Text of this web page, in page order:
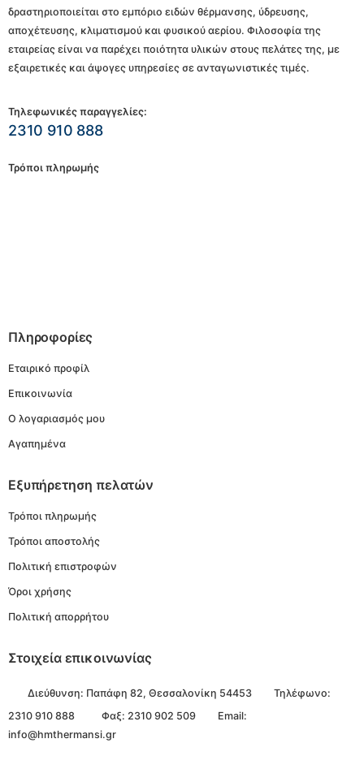
δραστηριοποιείται στο εμπόριο ειδών θέρμανσης, ύδρευσης,
αποχέτευσης, κλιματισμού και φυσικού αερίου. Φιλοσοφία της
εταιρείας είναι να παρέχει ποιότητα υλικών στους πελάτες της, με
εξαιρετικές και άψογες υπηρεσίες σε ανταγωνιστικές τιμές.
Τηλεφωνικές παραγγελίες:
2310 910 888
Τρόποι πληρωμής
Πληροφορίες
Εταιρικό προφίλ
Επικοινωνία
Ο λογαριασμός μου
Αγαπημένα
Εξυπήρετηση πελατών
Τρόποι πληρωμής
Τρόποι αποστολής
Πολιτική επιστροφών
Όροι χρήσης
Πολιτική απορρήτου
Στοιχεία επικοινωνίας
Διεύθυνση: Παπάφη 82, Θεσσαλονίκη 54453
Τηλέφωνο:
2310 910 888
Φαξ: 2310 902 509
Email:
info@hmthermansi.gr